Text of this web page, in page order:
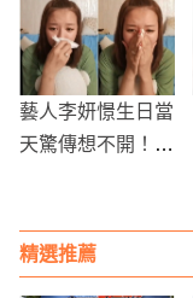
現金紓困
藝人李妍憬生日當
天驚傳想不開！甚
精選推薦